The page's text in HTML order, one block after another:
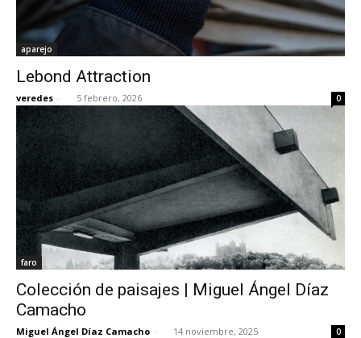
aparejo
Lebond Attraction
veredes - 5 febrero, 2026 0
faro
Colección de paisajes | Miguel Ángel Díaz
Camacho
Miguel Ángel Díaz Camacho - 14 noviembre, 2025 0